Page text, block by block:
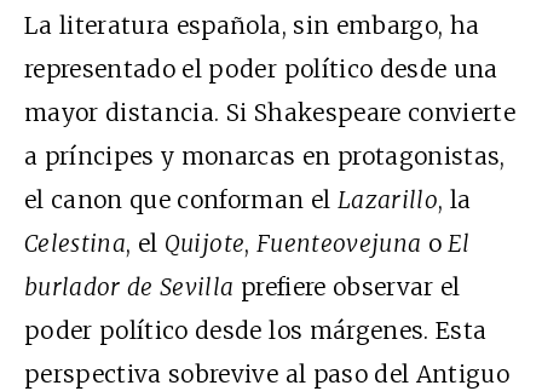
La literatura española, sin embargo, ha
representado el poder político desde una
mayor distancia. Si Shakespeare convierte
a príncipes y monarcas en protagonistas,
el canon que conforman el Lazarillo, la
Celestina, el Quijote, Fuenteovejuna oEl
burlador de Sevilla prefiere observar el
poder político desde los márgenes. Esta
perspectiva sobrevive al paso del Antiguo